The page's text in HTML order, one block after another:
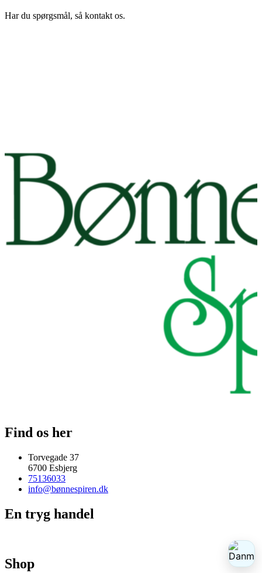
Har du spørgsmål, så kontakt os.
Find os her
Torvegade 37
6700 Esbjerg
75136033
info@bønnespiren.dk
En tryg handel
Shop